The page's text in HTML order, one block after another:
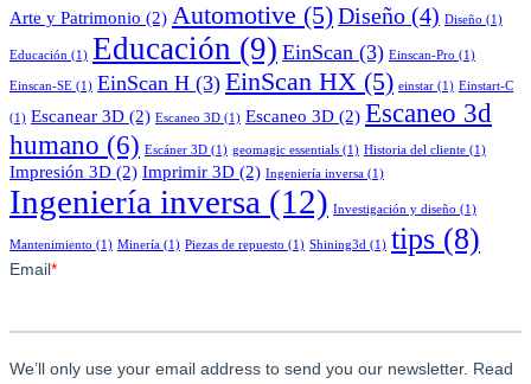
Arte y Patrimonio (2) Automotive (5)Diseño (4) Diseño (1)
Educación (1) Educación (9) EinScan (3) Einscan-Pro (1)
Einscan-SE (1) EinScan H (3) EinScan HX (5) einstar (1) Einstart-C
(1) Escanear 3D (2) Escaneo 3D (1) Escaneo 3D (2) Escaneo 3d
humano (6) Escáner 3D (1) geomagic essentials (1) Historia del cliente (1)
Impresión 3D (2) Imprimir 3D (2) Ingeniería inversa (1)
Ingeniería inversa (12) Investigación y diseño (1)
Mantenimiento (1) Minería (1) Piezas de repuesto (1) Shining3d (1) tips (8)